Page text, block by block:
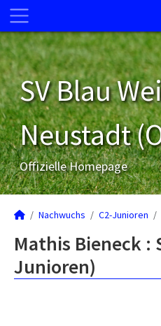
SV Blau
Neustadt
Offizielle Homepage
Nachwuchs C2-Junioren
Mathis Bieneck :
Junioren)